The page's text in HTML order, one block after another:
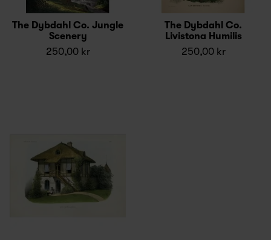
The Dybdahl Co. Jungle
Scenery
250,00 kr
The Dybdahl Co.
Livistona Humilis
250,00 kr